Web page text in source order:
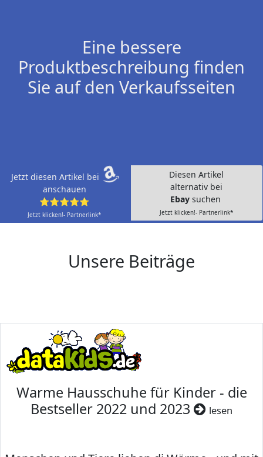
Eine bessere
Produktbeschreibung finden
Sie auf den Verkaufsseiten
Jetzt diesen Artikel bei
anschauen
⭐⭐⭐⭐⭐
Jetzt klicken!- Partnerlink*
Diesen Artikel
alternativ bei
Ebay suchen
Jetzt klicken!- Partnerlink*
Unsere Beiträge
Warme Hausschuhe für Kinder - die
Bestseller 2022 und 2023
lesen